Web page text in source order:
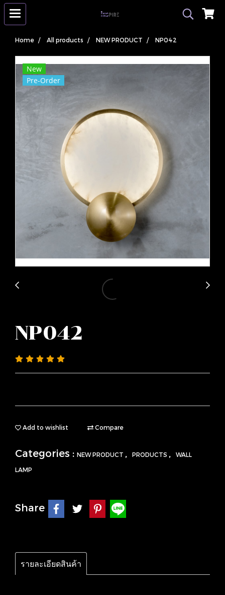
Home All products NEW PRODUCT NP042
New
Pre-Order
NP042
Add to wishlist Compare
Categories : NEW PRODUCT , PRODUCTS , WALL
LAMP
Share
รายละเอียดสินค้า